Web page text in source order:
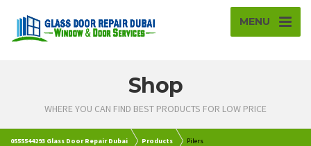
MENU
Shop
WHERE YOU CAN FIND BEST PRODUCTS FOR LOW PRICE
0555544293 Glass Door Repair Dubai Products Pilers